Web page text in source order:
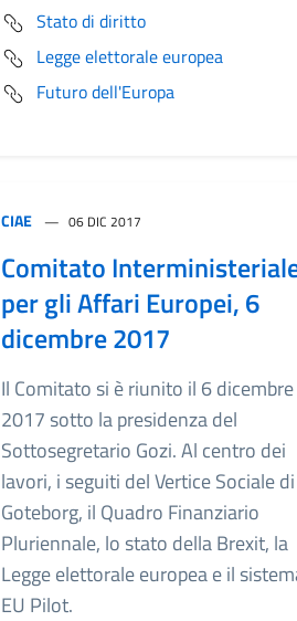
Stato di diritto
Legge elettorale europea
Futuro dell'Europa
CIAE 06 DIC 2017
Comitato
per gli Affari Europei, 6
dicembre 2017
Il Comitato si è riunito il 6 dicembre
2017 sotto la presidenza del
Sottosegretario Gozi. Al centro dei
lavori, i seguiti del Vertice Sociale di
Goteborg, il Quadro Finanziario
Pluriennale, lo stato della Brexit, la
Legge elettorale europea e il
EU Pilot.